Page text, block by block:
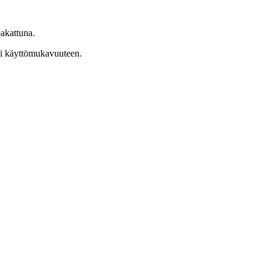
käyttömukavuuteen.